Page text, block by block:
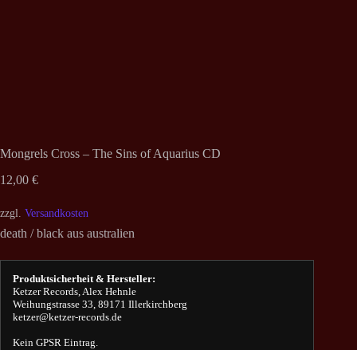
Mongrels Cross – The Sins of Aquarius CD
12,00 €
zzgl. Versandkosten
death / black aus australien
Produktsicherheit & Hersteller:
Ketzer Records, Alex Hehnle
Weihungstrasse 33, 89171 Illerkirchberg
ketzer@ketzer-records.de
Kein GPSR Eintrag.